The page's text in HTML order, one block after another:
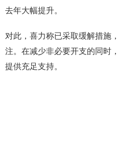
去年大幅提升。
对此，喜力称已采取缓解措施
注。在减少非必要开支的同时
提供充足支持。